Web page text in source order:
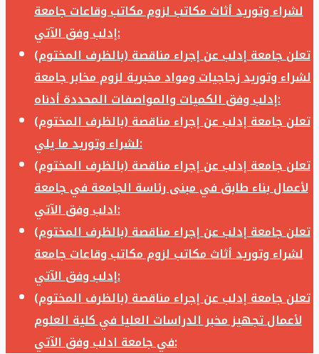
لشراء وتوريد أثاث مكاتب لزوم مكاتب وقاعات جامعة
إدلب وفق الآتي:
تعلن جامعة إدلب عن إجراء مناقصة (بالظرف المختوم)
لشراء وتوريد زجاجيات ومواد مخبرية لزوم مخابر جامعة
إدلب وفق الكميات والمواصفات المحددة أدناه:
تعلن جامعة إدلب عن إجراء مناقصة (بالظرف المختوم)
لشراء وتوريد ما يلي:
تعلن جامعة إدلب عن إجراء مناقصة (بالظرف المختوم)
لأعمال بناء طابق في مبنى رئاسة الجامعة في جامعة
ادلب وفق الآتي:
تعلن جامعة إدلب عن إجراء مناقصة (بالظرف المختوم)
لشراء وتوريد أثاث مكاتب لزوم مكاتب وقاعات جامعة
إدلب وفق الآتي:
تعلن جامعة إدلب عن إجراء مناقصة (بالظرف المختوم)
لأعمال تجهيز مخبر الدراسات العليا في كلية العلوم
في جامعة ادلب وفق الآتي: